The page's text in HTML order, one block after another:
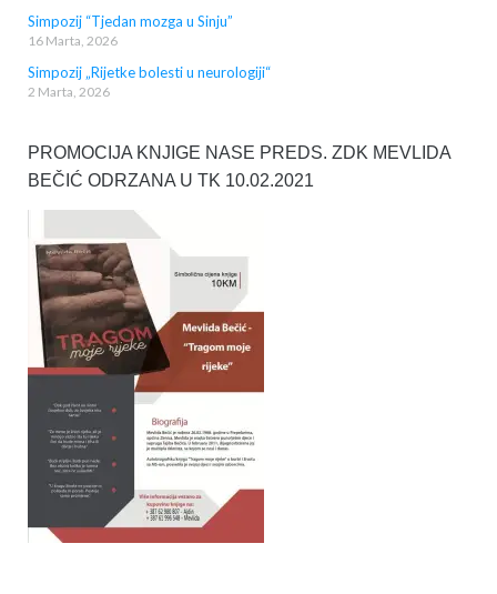
Simpozij “Tjedan mozga u Sinju”
16 Marta, 2026
Simpozij „Rijetke bolesti u neurologiji“
2 Marta, 2026
PROMOCIJA KNJIGE NASE PREDS. ZDK MEVLIDA
BEČIĆ ODRZANA U TK 10.02.2021